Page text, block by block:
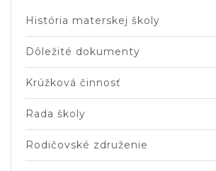
História materskej školy
Dôležité dokumenty
Krúžková činnosť
Rada školy
Rodičovské združenie